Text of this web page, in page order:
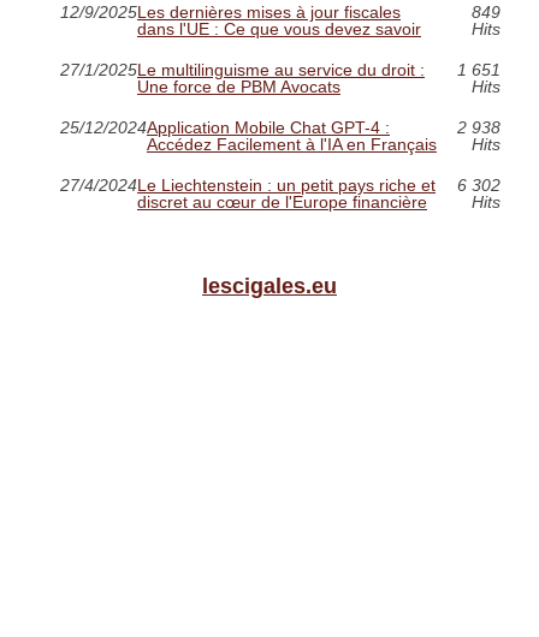
12/9/2025Les dernières mises à jour fiscales
dans l'UE : Ce que vous devez savoir
849
Hits
27/1/2025Le multilinguisme au service du droit :
Une force de PBM Avocats
1 651
Hits
25/12/2024Application Mobile Chat GPT-4 :
Accédez Facilement à l'IA en Français
2 938
Hits
27/4/2024Le Liechtenstein : un petit pays riche et
discret au cœur de l'Europe financière
6 302
Hits
lescigales.eu